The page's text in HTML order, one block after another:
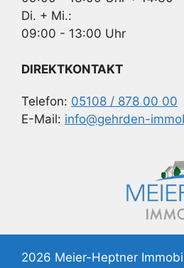
Di. + Mi.:
09:00 - 13:00 Uhr
DIREKTKONTAKT
Telefon: 05108 / 878 00 00
E-Mail: info@gehrden-
2026 Meier-Heptner